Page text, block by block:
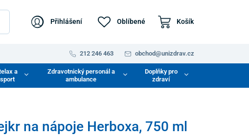
Přihlášení Oblíbené Košík
212 246 463 obchod@unizdrav.cz
a
sport
Zdravotnický personál a
ambulance
Doplňky pro
zdraví
na nápoje Herboxa, 750 ml